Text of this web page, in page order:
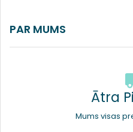
PAR MUMS
Ātra
Mums visas